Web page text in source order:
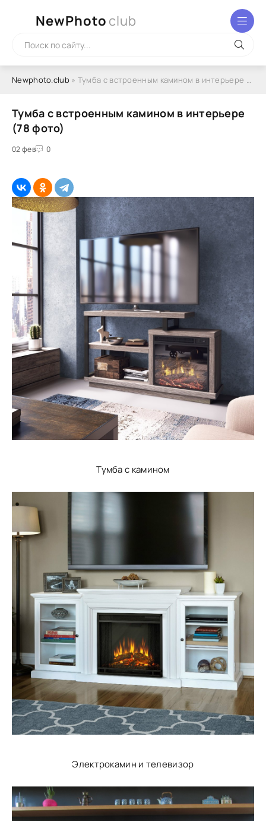
NewPhoto club
Newphoto.club» Тумба с встроенным камином в интерьере (78 фото)
Тумба с встроенным камином в интерьере
(78 фото)
02 фев 0
Тумба с камином
Электрокамин и телевизор